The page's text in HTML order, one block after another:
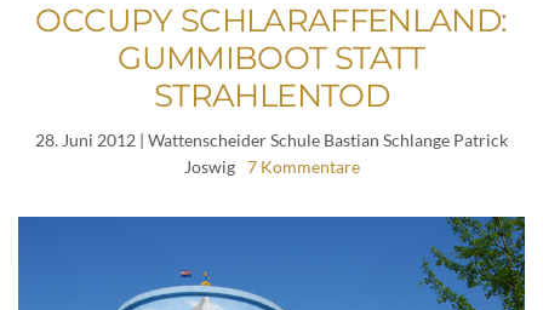
OCCUPY SCHLARAFFENLAND:
GUMMIBOOT STATT
STRAHLENTOD
28. Juni 2012 | Wattenscheider Schule Bastian Schlange Patrick
Joswig
7 Kommentare